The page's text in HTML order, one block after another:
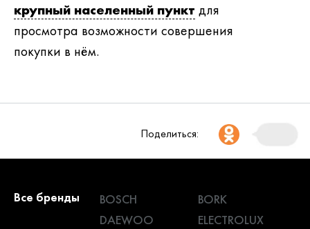
крупный населенный пункт для
просмотра возможности совершения
покупки в нём.
Поделиться:
Все бренды BOSCH
BORK
DAEWOO
ELECTROLUX